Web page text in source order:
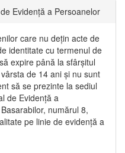
Evidență a Persoanelor
care nu dețin acte de
identitate cu termenul de
expire până la sfârșitul
de 14 ani și nu sunt
să se prezinte la sediul
de Evidență a
numărul 8,
pe linie de evidență a